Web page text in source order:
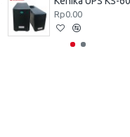
Rp0.00